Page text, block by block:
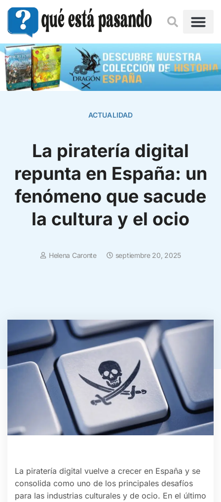
ACTUALIDAD
La piratería digital
repunta en España: un
fenómeno que sacude
la cultura y el ocio
Helena Caronte septiembre 20, 2025
La piratería digital vuelve a crecer en España y se
consolida como uno de los principales desafíos
para las industrias culturales y de ocio. En el último